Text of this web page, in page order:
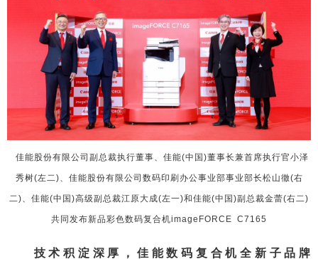
佳能股份有限公司副总裁执行董事、佳能(中国)董事长兼首席执行官小泽
秀树(左二)、 佳能股份有限公司数码印刷办公事业部事业部长松山徹(右
二)、佳能(中国)高级副总裁江原大成(左一)和佳能(中国)副总裁金蕾(右二)
共同发布新品彩色数码复合机imageFORCE C7165
技术积淀深厚，佳能数码复合机全新子品牌